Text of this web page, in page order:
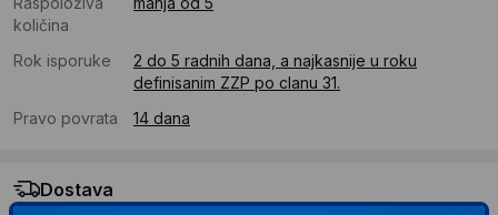
količina
Rok isporuke
2 do 5 radnih dana, a najkasnije u roku
definisanim ZZP po clanu 31.
Pravo povrata
14 dana
Dostava